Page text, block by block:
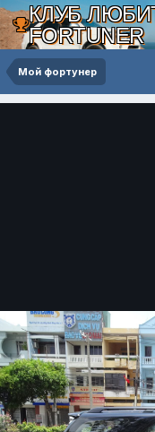
КЛУБ
FORTUNER
Мой фортунер